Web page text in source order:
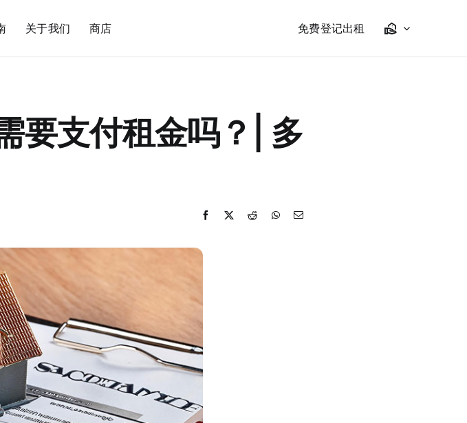
关于我们 商店 免费登记出租
要支付租金吗？| 多